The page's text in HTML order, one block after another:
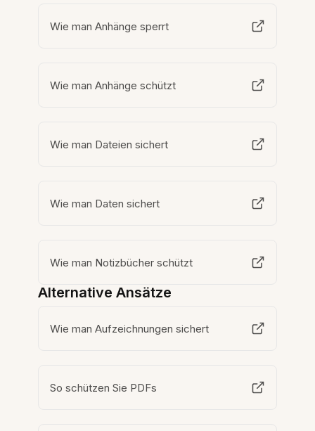
Wie man Anhänge sperrt
Wie man Anhänge schützt
Wie man Dateien sichert
Wie man Daten sichert
Wie man Notizbücher schützt
Alternative Ansätze
Wie man Aufzeichnungen sichert
So schützen Sie PDFs